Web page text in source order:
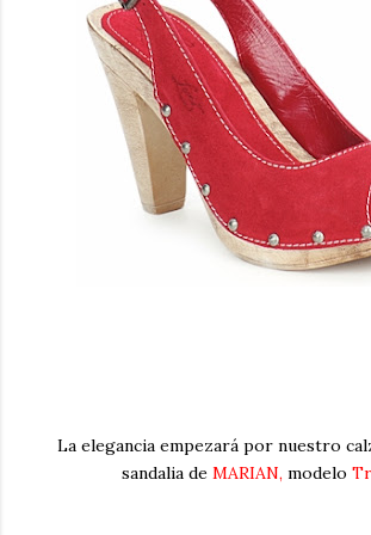
La elegancia empezará por nuestro
sandalia de MARIAN, modelo